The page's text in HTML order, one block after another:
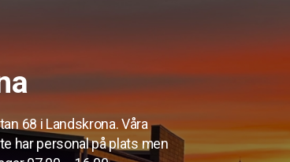
68 i Landskrona. Våra
har personal på plats men